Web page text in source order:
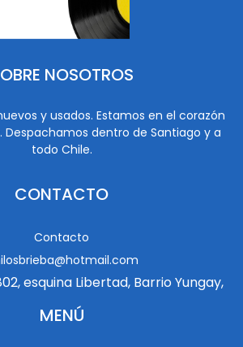
NOSOTROS
y usados. Estamos en el corazón
Despachamos dentro de Santiago y a
todo Chile.
CONTACTO
Contacto
esquina Libertad, Barrio Yungay,
MENÚ